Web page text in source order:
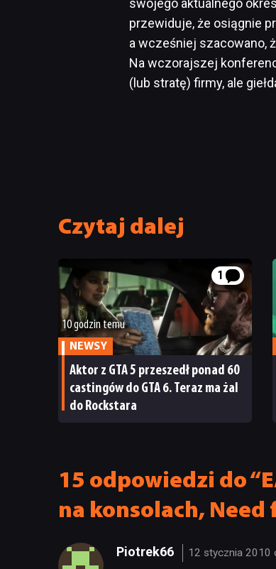
przewiduje, że osiągnie
a wcześniej szacowano,
Na wczorajszej
(lub stratę) firmy, ale
Czytaj dalej
1
10 godzin temu
NEWSY
Aktor z GTA 5 przeszedł ponad 60
castingów do GTA 6. Teraz ma żal
do Rockstara
15 odpowiedzi do
na konsolach, Need
Piotrek66 12 stycznia 2010